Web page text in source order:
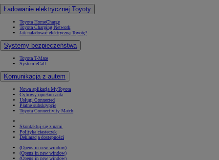
Ładowanie elektrycznej Toyoty
Toyota HomeCharge
Toyota Charging Network
Jak naładować elektryczną Toyotę?
Systemy bezpieczeństwa
Toyota T-Mate
System eCall
Komunikacja z autem
Nowa aplikacja MyToyota
Cyfrowy opiekun auta
Usługi Connected
Płatne subskrypcje
Toyota Connectivity Match
Skontaktuj się z nami
Polityka ciasteczek
Deklaracja dostępności
(Opens in new window)
(Opens in new window)
(Opens in new window)